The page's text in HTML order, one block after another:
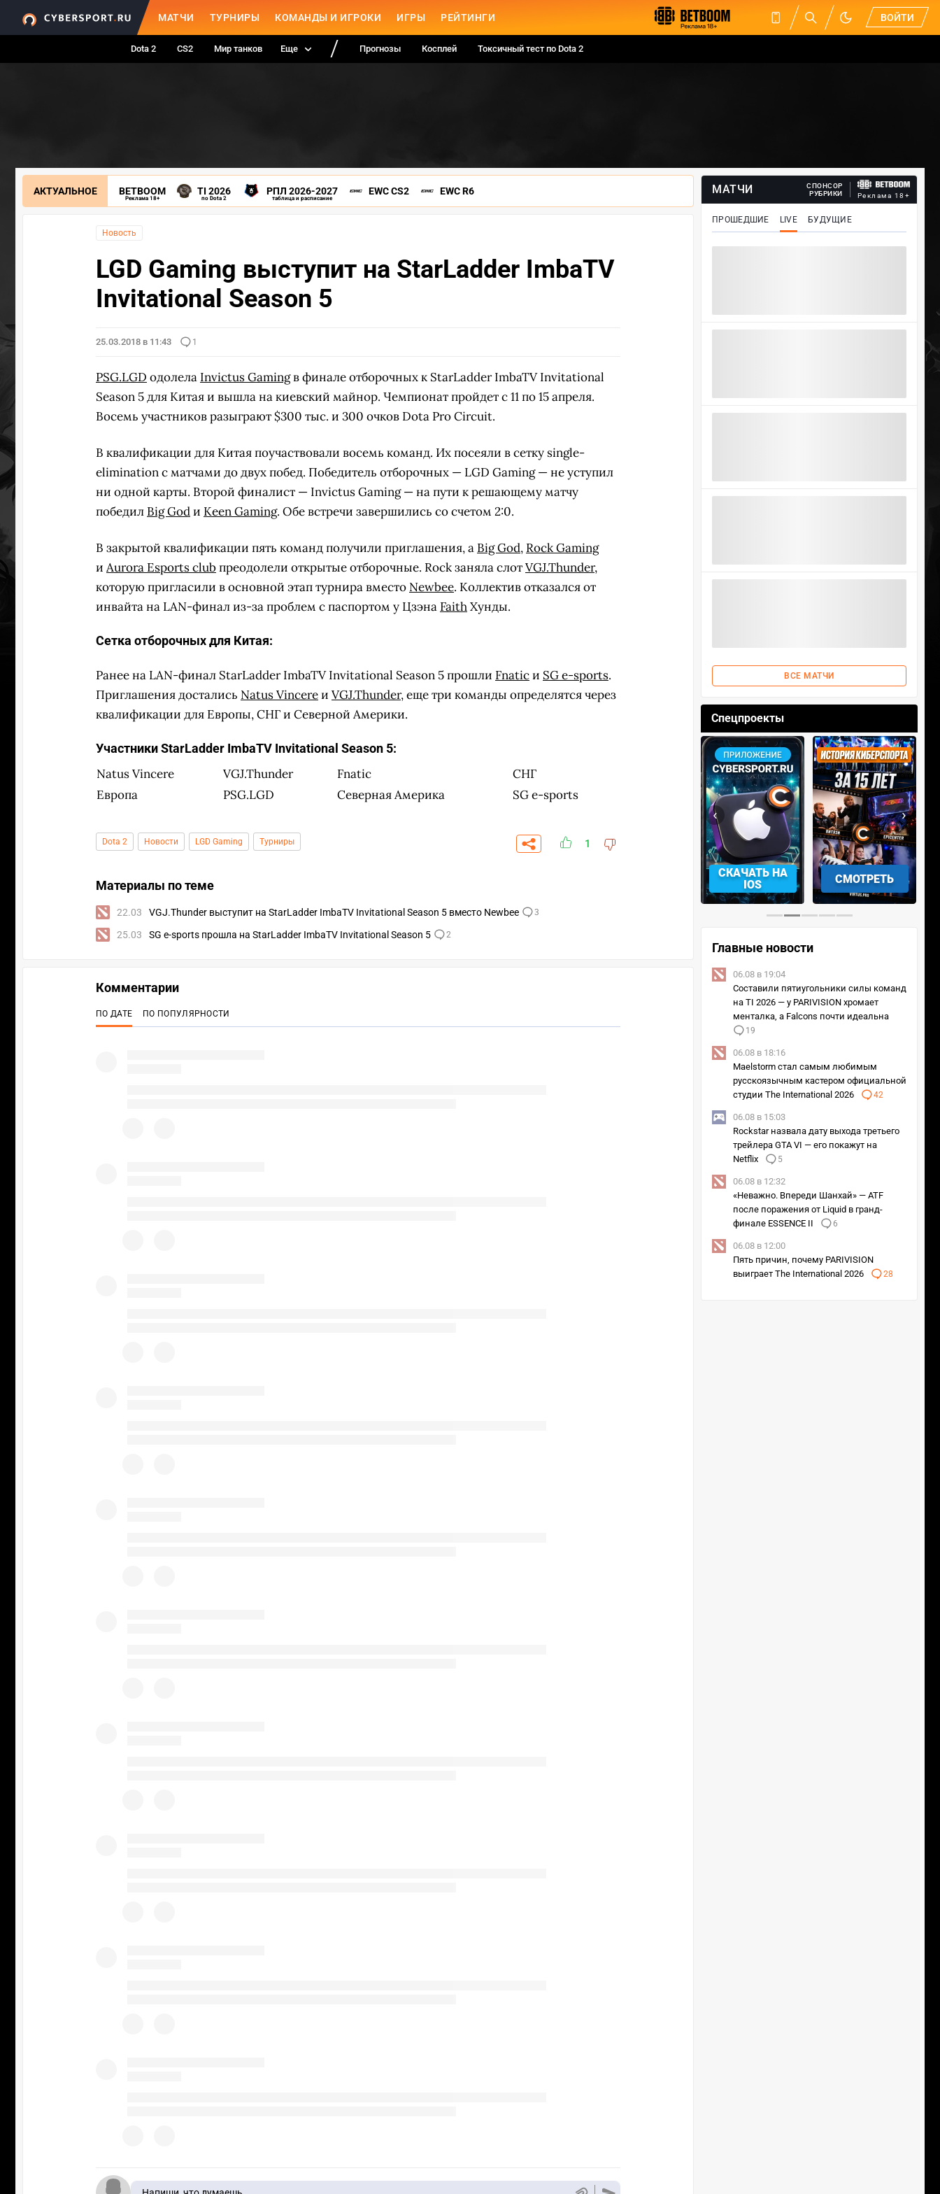
МАТЧИ ТУРНИРЫ КОМАНДЫ И ИГРОКИ ИГРЫ РЕЙТИНГИ ВОЙТИ
Dota 2 CS2 Мир танков Еще Прогнозы Косплей Токсичный тест по Dota 2
АКТУАЛЬНОЕ BETBOOM
Реклама 18+
TI 2026
по Dota 2
РПЛ 2026-2027
таблица и расписание
EWC CS2 EWC R6
Новость
LGD Gaming выступит на StarLadder ImbaTV
Invitational Season 5
25.03.2018 в 11:43 1
PSG.LGD одолела Invictus Gamingв финале отборочных к StarLadder ImbaTV Invitational
Season 5 для Китая и вышла на киевский майнор. Чемпионат пройдет с 11 по 15 апреля.
Восемь участников разыграют $300 тыс. и 300 очков Dota Pro Circuit.
В квалификации для Китая поучаствовали восемь команд. Их посеяли в сетку single-
elimination с матчами до двух побед. Победитель отборочных — LGD Gaming — не уступил
ни одной карты. Второй финалист — Invictus Gaming — на пути к решающему матчу
победил Big Godи Keen Gaming. Обе встречи завершились со счетом 2:0.
В закрытой квалификации пять команд получили приглашения, а Big God, Rock Gaming
и Aurora Esports clubпреодолели открытые отборочные. Rock заняла слотVGJ.Thunder,
которую пригласили в основной этап турнира вместо Newbee. Коллектив отказался от
инвайта на LAN-финал из-за проблем с паспортом у Цзэна FaithХунды.
Сетка отборочных для Китая:
Ранее на LAN-финал StarLadder ImbaTV Invitational Season 5 прошли Fnaticи SG e-sports.
Приглашения достались Natus Vincereи VGJ.Thunder, еще три команды определятся через
квалификации для Европы, СНГ и Северной Америки.
Участники StarLadder ImbaTV Invitational Season 5:
Natus Vincere VGJ.Thunder Fnatic
СНГ
Европа
PSG.LGD Северная Америка SG e-sports
Dota 2 Новости LGD Gaming Турниры 1
Материалы по теме
22.03 VGJ.Thunder выступит на StarLadder ImbaTV Invitational Season 5 вместо Newbee 3
25.03 SG e-sports прошла на StarLadder ImbaTV Invitational Season 5 2
МАТЧИ
СПОНСОР
РУБРИКИ
Реклама 18+
ПРОШЕДШИЕ LIVE БУДУЩИЕ
ВСЕ МАТЧИ
Спецпроекты
СМОТРЕТЬ УЧАСТВОВАТЬ
‹ ›
Главные новости
06.08 в 19:04
Составили пятиугольники силы команд
на TI 2026 — у PARIVISION хромает
менталка, а Falcons почти идеальна
19
06.08 в 18:16
Maelstorm стал самым любимым
русскоязычным кастером официальной
студии The International 2026
42
06.08 в 15:03
Rockstar назвала дату выхода третьего
трейлера GTA VI — его покажут на
Netflix
5
06.08 в 12:32
«Неважно. Впереди Шанхай» — ATF
после поражения от Liquid в гранд-
финале ESSENCE II
6
06.08 в 12:00
Пять причин, почему PARIVISION
выиграет The International 2026
28
Комментарии
ПО ДАТЕ ПО ПОПУЛЯРНОСТИ